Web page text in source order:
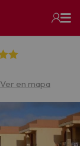
Ver en mapa